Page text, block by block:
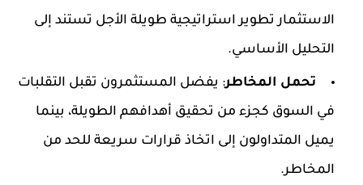
الاستثمار تطوير استراتيجية طويلة الأجل تستند إلى
التحليل الأساسي.
تحمل المخاطر: يفضل المستثمرون تقبل التقلبات
في السوق كجزء من تحقيق أهدافهم الطويلة، بينما
يميل المتداولون إلى اتخاذ قرارات سريعة للحد من
المخاطر.